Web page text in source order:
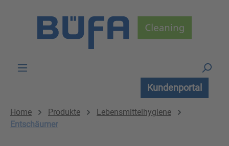
Kundenportal
Home Produkte
Lebensmittelhygiene
Entschäumer